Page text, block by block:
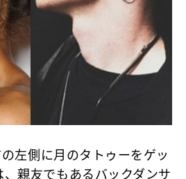
左側に月のタトゥーをゲッ
、親友でもあるバックダンサ